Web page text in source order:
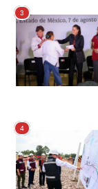
3
4